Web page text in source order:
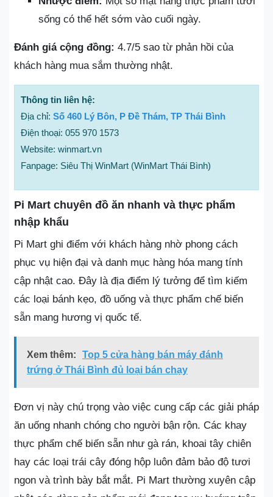
sống có thể hết sớm vào cuối ngày.
Đánh giá cộng đồng: 4.7/5 sao từ phản hồi của
khách hàng mua sắm thường nhật.
Thông tin liên hệ:
Địa chỉ: Số 460 Lý Bôn, P Đề Thám, TP Thái Bình
Điện thoại: 055 970 1573
Website: winmart.vn
Fanpage: Siêu Thị WinMart (WinMart Thái Bình)
Pi Mart chuyên đồ ăn nhanh và thực phẩm
nhập khẩu
Pi Mart ghi điểm với khách hàng nhờ phong cách
phục vụ hiện đại và danh mục hàng hóa mang tính
cập nhật cao. Đây là địa điểm lý tưởng để tìm kiếm
các loại bánh kẹo, đồ uống và thực phẩm chế biến
sẵn mang hương vị quốc tế.
Xem thêm:
Top 5 cửa hàng bán máy đánh
trứng ở Thái Bình đủ loại bán chạy
Đơn vị này chú trọng vào việc cung cấp các giải pháp
ăn uống nhanh chóng cho người bận rộn. Các khay
thực phẩm chế biến sẵn như gà rán, khoai tây chiên
hay các loại trái cây đóng hộp luôn đảm bảo độ tươi
ngon và trình bày bắt mắt. Pi Mart thường xuyên cập